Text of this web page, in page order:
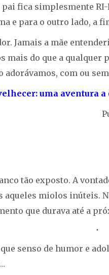
pai fica simplesmente
e para o outro lado, a
Jamais a mãe
mais do que a qualquer
adorávamos, com ou
uma aventura a
tão exposto. A
aqueles miolos inúteis.
que durava até a
senso de humor e